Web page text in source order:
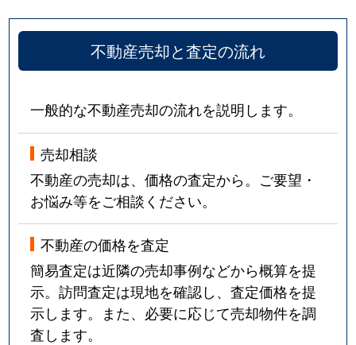
不動産売却と査定の流れ
一般的な不動産売却の流れを説明します。
売却相談
不動産の売却は、価格の査定から。ご要望・
お悩み等をご相談ください。
不動産の価格を査定
簡易査定は近隣の売却事例などから概算を提
示。訪問査定は現地を確認し、査定価格を提
示します。また、必要に応じて売却物件を調
査します。